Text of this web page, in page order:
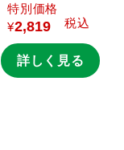
本＋
「AJINOMOTOブ
ランドさらさら
キャノーラ
油」７００ｇス
価格
¥2,819 税込
詳しく見る